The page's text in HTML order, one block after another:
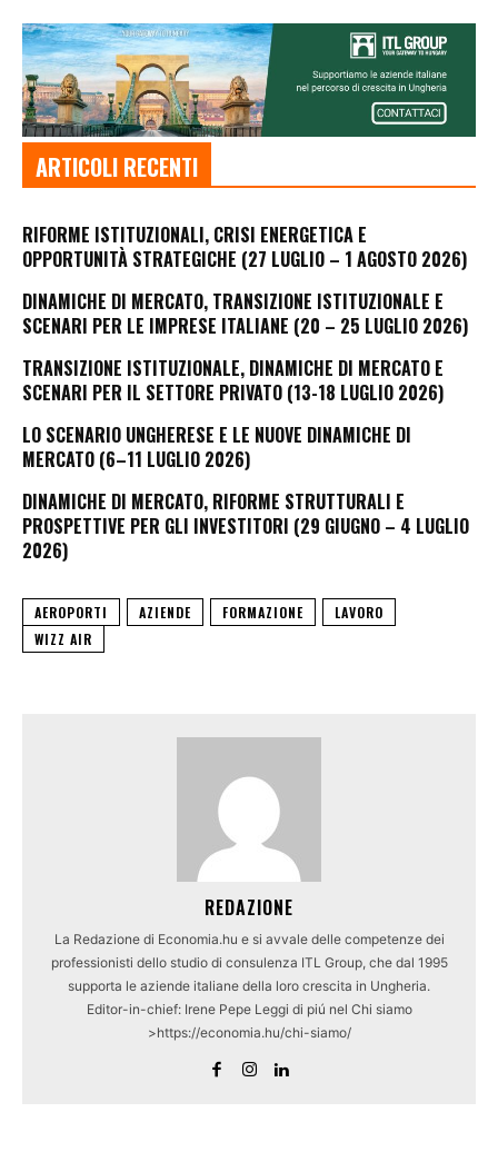
ARTICOLI RECENTI
RIFORME ISTITUZIONALI, CRISI ENERGETICA E
OPPORTUNITÀ STRATEGICHE (27 LUGLIO – 1 AGOSTO 2026)
DINAMICHE DI MERCATO, TRANSIZIONE ISTITUZIONALE E
SCENARI PER LE IMPRESE ITALIANE (20 – 25 LUGLIO 2026)
TRANSIZIONE ISTITUZIONALE, DINAMICHE DI MERCATO E
SCENARI PER IL SETTORE PRIVATO (13-18 LUGLIO 2026)
LO SCENARIO UNGHERESE E LE NUOVE DINAMICHE DI
MERCATO (6–11 LUGLIO 2026)
DINAMICHE DI MERCATO, RIFORME STRUTTURALI E
PROSPETTIVE PER GLI INVESTITORI (29 GIUGNO – 4 LUGLIO
2026)
AEROPORTI AZIENDE FORMAZIONE
LAVORO
WIZZ AIR
REDAZIONE
La Redazione di Economia.hu e si avvale delle competenze dei
professionisti dello studio di consulenza ITL Group, che dal 1995
supporta le aziende italiane della loro crescita in Ungheria.
Editor-in-chief: Irene Pepe Leggi di piú nel Chi siamo
>https://economia.hu/chi-siamo/